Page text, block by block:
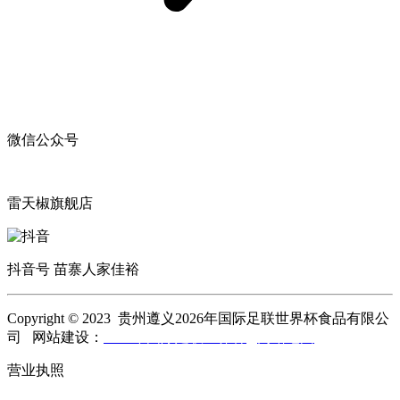
微信公众号
雷天椒旗舰店
抖音号 苗寨人家佳裕
Copyright © 2023 贵州遵义2026年国际足联世界杯食品有限公
司 网站建设：
营业执照